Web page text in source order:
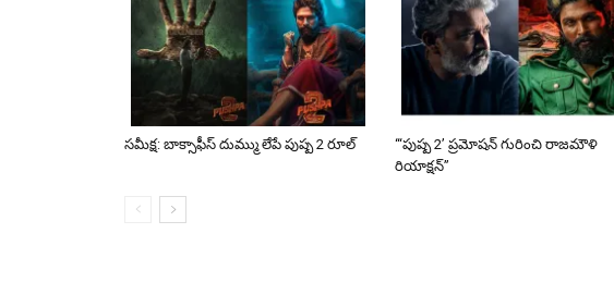
సమీక్ష: బాక్సాఫీస్ దుమ్ము లేపే పుష్ప 2 రూల్
“‘పుష్ప 2’ ప్రమోషన్ గురించి రాజమౌళి
రియాక్షన్”